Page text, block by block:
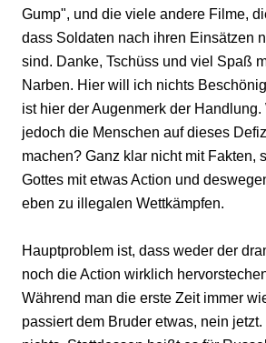
Gump", und die viele andere Filme,
dass Soldaten nach ihren Einsätzen
sind. Danke, Tschüss und viel Spaß
Narben. Hier will ich nichts
ist hier der Augenmerk der Handlung.
jedoch die Menschen auf dieses
machen? Ganz klar nicht mit Fakten,
Gottes mit etwas Action und
eben zu illegalen Wettkämpfen.
Hauptproblem ist, dass weder der
noch die Action wirklich
Während man die erste Zeit immer
passiert dem Bruder etwas, nein